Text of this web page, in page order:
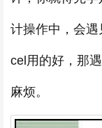
计操作中，会
cel用的好，那
麻烦。